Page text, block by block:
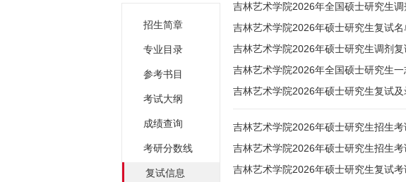
招生简章
专业目录
参考书目
考试大纲
成绩查询
考研分数线
复试信息
吉林艺术学院2026年全国硕士研究生
吉林艺术学院2026年硕士研究生复试名
吉林艺术学院2026年硕士研究生调剂
吉林艺术学院2026年全国硕士研究生
吉林艺术学院2026年硕士研究生复试
吉林艺术学院2026年硕士研究生招生
吉林艺术学院2026年硕士研究生招生
吉林艺术学院2026年硕士研究生复试